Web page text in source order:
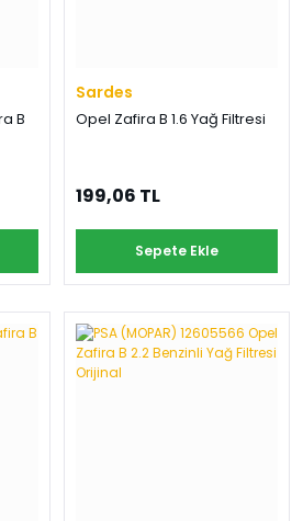
B
Sardes
Opel Zafira B 1.6 Yağ Filtresi
199,06 TL
Sepete Ekle